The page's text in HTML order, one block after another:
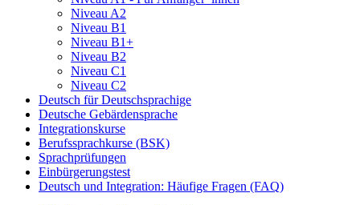
Niveau A2
Niveau B1
Niveau B1+
Niveau B2
Niveau C1
Niveau C2
Deutsch für Deutschsprachige
Deutsche Gebärdensprache
Integrationskurse
Berufssprachkurse (BSK)
Sprachprüfungen
Einbürgerungstest
Deutsch und Integration: Häufige Fragen (FAQ)